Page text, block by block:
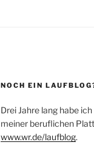
NOCH EIN
Drei Jahre lang habe
meiner beruflichen
www.wr.de/laufblog.